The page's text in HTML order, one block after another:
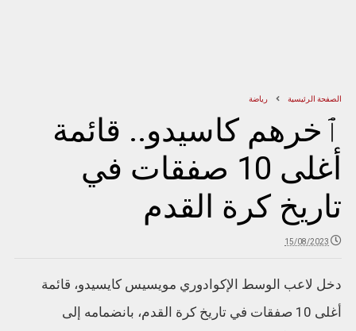
الصفحة الرئيسية رياضة
ٱخرهم كاسيدو.. قائمة
أغلى 10 صفقات في
تاريخ كرة القدم
15/08/2023
دخل لاعب الوسط الإكوادوري مويسيس كايسيدو، قائمة
أغلى 10 صفقات في تاريخ كرة القدم، بانضمامه إلى